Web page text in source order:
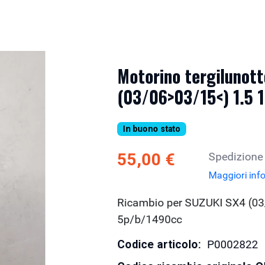
Motorino
(03/06>03/15<) 1.5
In buono stato
55,00 €
Maggiori
Ricambio per SUZUKI SX4
5p/b/1490cc
Codice articolo: P0002822